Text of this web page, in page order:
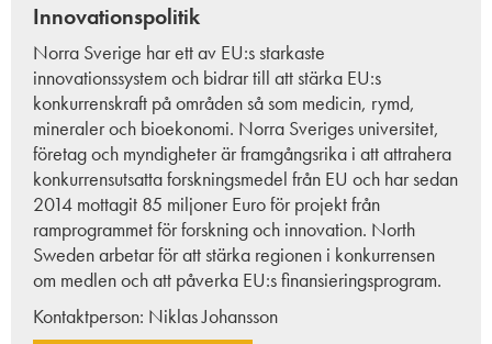
Innovationspolitik
Norra Sverige har ett av EU:s starkaste
innovationssystem och bidrar till att stärka EU:s
konkurrenskraft på områden så som medicin, rymd,
mineraler och bioekonomi. Norra Sveriges universitet,
företag och myndigheter är framgångsrika i att attrahera
konkurrensutsatta forskningsmedel från EU och har sedan
2014 mottagit 85 miljoner Euro för projekt från
ramprogrammet för forskning och innovation. North
Sweden arbetar för att stärka regionen i konkurrensen
om medlen och att påverka EU:s finansieringsprogram.
Kontaktperson: Niklas Johansson